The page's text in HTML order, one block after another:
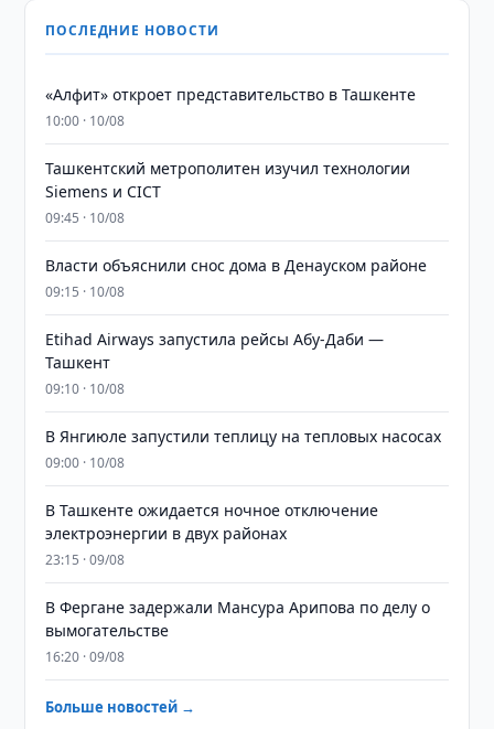
ПОСЛЕДНИЕ НОВОСТИ
«Алфит» откроет представительство в Ташкенте
10:00 · 10/08
Ташкентский метрополитен изучил технологии
Siemens и CICT
09:45 · 10/08
Власти объяснили снос дома в Денауском районе
09:15 · 10/08
Etihad Airways запустила рейсы Абу-Даби —
Ташкент
09:10 · 10/08
В Янгиюле запустили теплицу на тепловых насосах
09:00 · 10/08
В Ташкенте ожидается ночное отключение
электроэнергии в двух районах
23:15 · 09/08
В Фергане задержали Мансура Арипова по делу о
вымогательстве
16:20 · 09/08
Больше новостей →